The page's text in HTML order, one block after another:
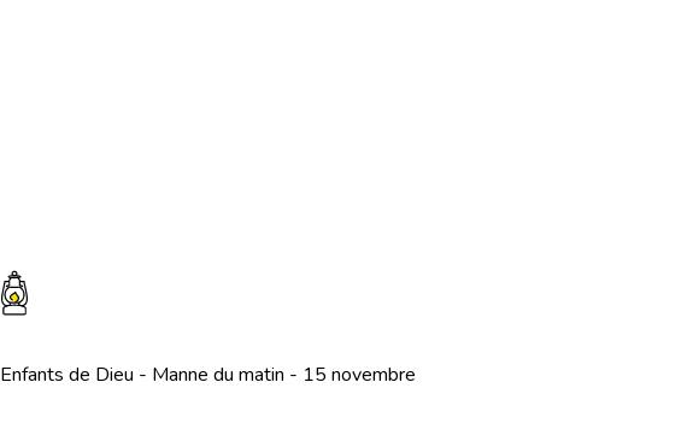
Enfants de Dieu - Manne du matin - 15 novembre